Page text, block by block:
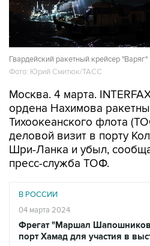
Гвардейский ракетный крейсер "Варяг"
Фото: Юрий Смитюк/ТАСС
Москва. 4 марта.
ордена Нахимова
Тихоокеанского флота
деловой визит в порту
Шри-Ланка и убыл,
пресс-служба ТОФ.
В РОССИИ
04 марта 2024
Фрегат "Маршал
порт Хамад для участия в